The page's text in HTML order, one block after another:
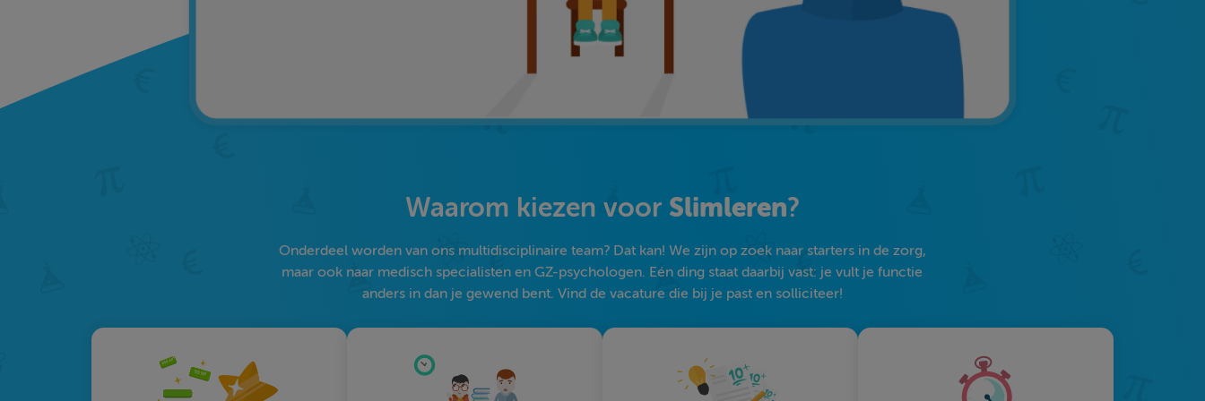
Waarom kiezen voor Slimleren?
Onderdeel worden van ons multidisciplinaire team? Dat kan! We zijn op zoek naar starters in de zorg,
maar ook naar medisch specialisten en GZ-psychologen. Eén ding staat daarbij vast: je vult je functie
anders in dan je gewend bent. Vind de vacature die bij je past en solliciteer!